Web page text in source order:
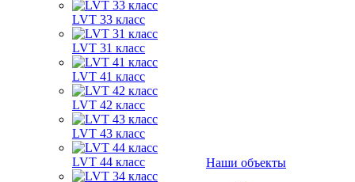
LVT 33 класс
LVT 31 класс
LVT 41 класс
LVT 42 класс
LVT 43 класс
LVT 44 класс
Наши объекты